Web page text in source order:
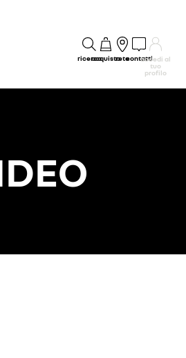
ricercaacquistoretecontattiaccedi al
tuo
profilo